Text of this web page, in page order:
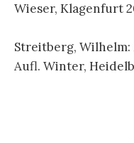
Wieser, Klagenfurt
Streitberg, Wilhelm:
Aufl. Winter,